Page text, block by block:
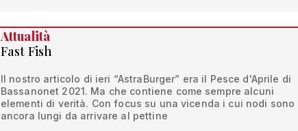
Attualità
Fast Fish
Il nostro articolo di ieri “AstraBurger” era il Pesce d'Aprile di
Bassanonet 2021. Ma che contiene come sempre alcuni
elementi di verità. Con focus su una vicenda i cui nodi sono
ancora lungi da arrivare al pettine